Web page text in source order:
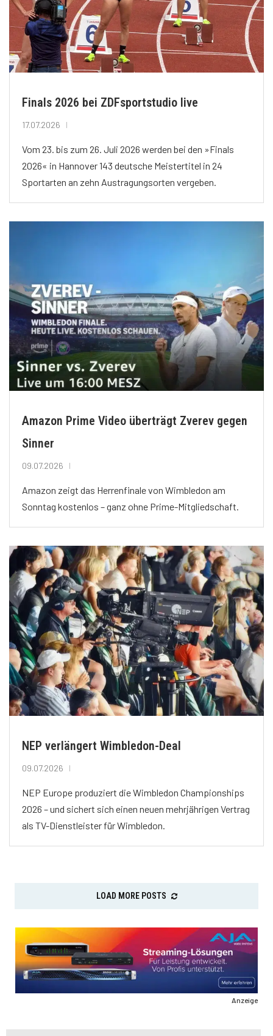
Finals 2026 bei ZDFsportstudio live
17.07.2026
Vom 23. bis zum 26. Juli 2026 werden bei den »Finals
2026« in Hannover 143 deutsche Meistertitel in 24
Sportarten an zehn Austragungsorten vergeben.
Amazon Prime Video überträgt Zverev gegen
Sinner
09.07.2026
Amazon zeigt das Herrenfinale von Wimbledon am
Sonntag kostenlos – ganz ohne Prime-Mitgliedschaft.
NEP verlängert Wimbledon-Deal
09.07.2026
NEP Europe produziert die Wimbledon Championships
2026 – und sichert sich einen neuen mehrjährigen Vertrag
als TV-Dienstleister für Wimbledon.
LOAD MORE POSTS
Anzeige